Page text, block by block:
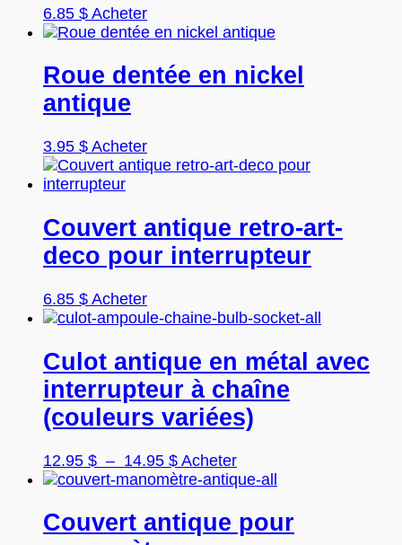
peuvent
être
sur
la
produit
6.85 $ AcheterCe
produit
plusieurs
variations.
peuvent
être
la
page
du
Roue dentée en nickel
antique
3.95 $ Acheter
Couvert antique retro-art-
deco pour interrupteur
6.85 $ AcheterCe
produit
plusieurs
variations.
Les
options
peuvent
choisies
sur
page
Culot antique en métal avec
interrupteur à chaîne
(couleurs variées)
12.95 $ – 14.95 $Plage
de
12.95 $
à
AcheterCe
produit
plusieurs
variations.
Couvert antique pour